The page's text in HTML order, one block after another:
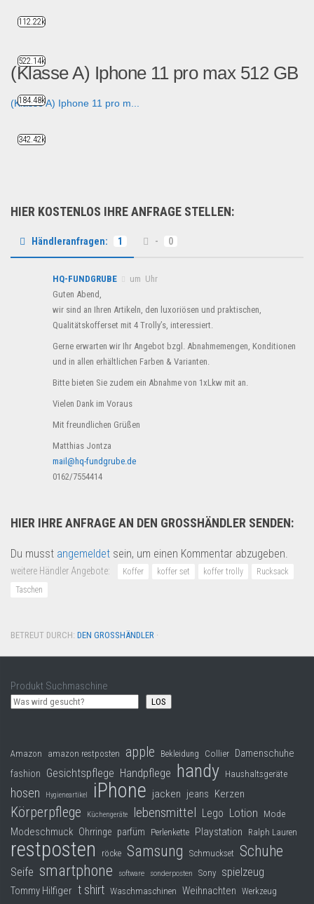
(Klasse A) Iphone 11 pro max 512 GB
(Klasse A) Iphone 11 pro m...
HIER KOSTENLOS IHRE ANFRAGE STELLEN:
Händleranfragen: 1 - 0
HQ-FUNDGRUBE
um Uhr
Guten Abend,
wir sind an Ihren Artikeln, den luxoriösen und praktischen,
Qualitätskofferset mit 4 Trolly’s, interessiert.
Gerne erwarten wir Ihr Angebot bzgl. Abnahmemengen, Konditionen
und in allen erhältlichen Farben & Varianten.
Bitte bieten Sie zudem ein Abnahme von 1xLkw mit an.
Vielen Dank im Voraus
Mit freundlichen Grüßen
Matthias Jontza
mail@hq-fundgrube.de
0162/7554414
HIER IHRE ANFRAGE AN DEN GROSSHÄNDLER SENDEN:
Du musst angemeldet sein, um einen Kommentar abzugeben.
weitere Händler Angebote: Koffer koffer set koffer trolly
Rucksack
Taschen
BETREUT DURCH: DEN GROSSHÄNDLER ·
Produkt Suchmaschine
LOS
Amazon amazon restposten apple Bekleidung Collier Damenschuhe
fashion Gesichtspflege Handpflege handy Haushaltsgeräte
hosen Hygieneartikel iPhone jacken jeans Kerzen
Körperpflege Küchengeräte lebensmittel Lego Lotion Mode
Modeschmuck Ohrringe parfüm Perlenkette Playstation Ralph Lauren
restposten röcke Samsung Schmuckset Schuhe
Seife smartphone software sonderposten Sony spielzeug
Tommy Hilfiger t shirt Waschmaschinen Weihnachten Werkzeug
112.22k
522.14k
184.48k
342.42k